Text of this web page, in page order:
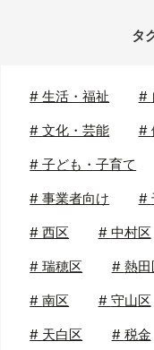
タ
#生活・福祉 #
#文化・芸能 #
#子ども・子育て
#事業者向け #
#西区 # 中村区
#瑞穂区 # 熱田
#南区 # 守山区
# 天白区 # 税金